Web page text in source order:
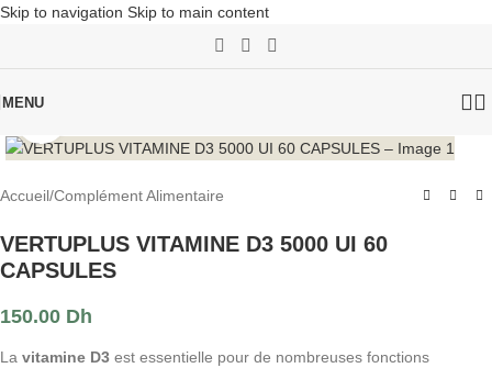
Skip to navigation Skip to main content
MENU
Accueil/Complément Alimentaire
VERTUPLUS VITAMINE D3 5000 UI 60
CAPSULES
150.00 Dh
La vitamine D3 est essentielle pour de nombreuses fonctions